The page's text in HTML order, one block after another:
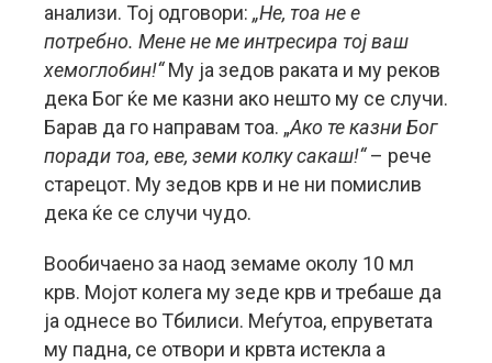
анализи. Тој одговори: „Не, тоа не е
потребно. Мене не ме интресира тој ваш
хемоглобин!“Му ја зедов раката и му реков
дека Бог ќе ме казни ако нешто му се случи.
Барав да го направам тоа. „Ако те казни Бог
поради тоа, еве, земи колку сакаш!“– рече
старецот. Му зедов крв и не ни помислив
дека ќе се случи чудо.
Вообичаено за наод земаме околу 10 мл
крв. Мојот колега му зеде крв и требаше да
ја однесе во Тбилиси. Меѓутоа, епруветата
му падна, се отвори и крвта истекла а